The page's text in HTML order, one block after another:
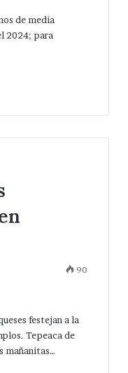
de media
2024; para
90
festejan a la
Tepeaca de
mañanitas…